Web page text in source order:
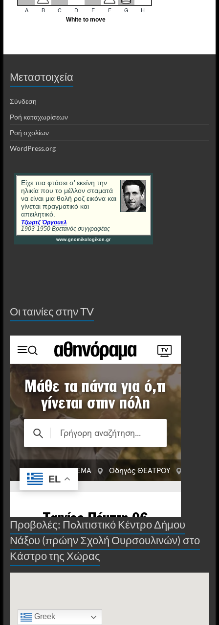
Μεταστοιχεία
Σύνδεση
Ροή καταχωρίσεων
Ροή σχολίων
WordPress.org
Οι ταινίες στην ΤV
Προβολές: Πoλιτιστικό Κέντρο Δήμου
Νάξου (πρώην Σχολή Ουρσουλινών) στο
Κάστρο της Χώρας
Greek